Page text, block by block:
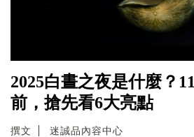
2025白晝之夜是什麼？
前，搶先看6大亮點
撰文 迷誠品內容中心